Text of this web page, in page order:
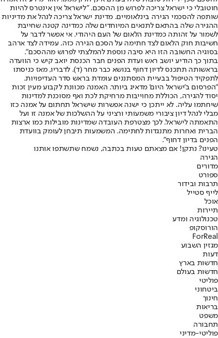
חוטובלי כי ישראל צריכה לפרוש מן ההסכם. "לישראל אין אינטרס להיות
שותפה להסכמי הגירה בינלאומיים. מדינת ישראל צריכה לנהל את מדיניות
ההגירה שלה בהתאם לתנאים המיוחדים שלה כמדינה קטנה שחייבת
לשמור על זהותה כמדינת הלאום של העם היהודי. אי אפשר לדבר על
חשיבות חוק הלאום לצד חתימה על הסכם הגירה כזה. עמידה לצד ארהב
בסוגיה החשובה הזו היא סיבה נוספת להמלצתי לפרוש מההסכם".
בתוך כך הודיע יושב ראש ועדת הפנים חבר הכנסת יואב קיש כי הוועדה
בראשותה תתכנס לדיון דחוף בנושא כבר מחר (ד). לדבריו, מאז כניסתו
לתפקיד הטיפול בבעיית המסתננים עומדת בראש סדר העדיפויות.
"הפרסום ב'ישראל היום' מדאיג ביותר. האמנה מכוונת לקבוע מעין זכות
יסוד להגירה, הכוללת מחוייבות מרחיקת לכת ואף מסוכנת למדינות
שיחתמו עליה. לא ייתכן כי ישנה אפשרות שישראל תחתום על אמנה כזו
מבלי לנהל דיון ציבורי משמעותי ורציני על ההשלכות של אמנה זו ועל
התאמתה לישראל. לכך מצטרפת העובדה שמדינות מובילות כמו ארצות
הברית ואחרות מתנגדות לחתימה. המשמעות תיבחן לעומק בוועדת
הפנים בדיון דחוף".
טעינו? נתקן! אם מצאתם טעות בכתבה, נשמח שתשתפו אותנו
הגירה
מדורים
ספורט
תרבות ובידור
לייף סטייל
אוכל
תיירות
טכנולוגיה ומדע
הורוסקופ
ForReal
מגזין השבוע
דעות
חדשות בארץ
חדשות בעולם
פוליטי
ביטחוני
חינוך
בריאות
משפט
תחבורה
פוליטי-מדיני